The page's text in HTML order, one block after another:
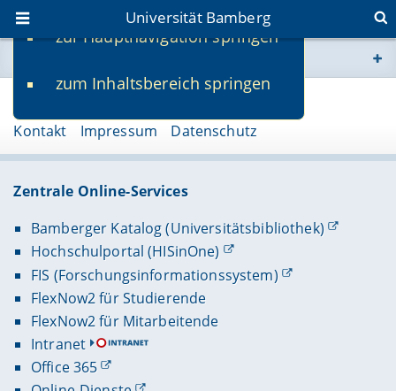
zur Hauptnavigation springen
zum Inhaltsbereich springen
Universität Bamberg
www.uni-bamberg.de
univis.uni-bamberg.de
fis.uni-bamberg.de
Kontakt Impressum Datenschutz
Zentrale Online-Services
Bamberger Katalog (Universitätsbibliothek)
Hochschulportal (HISinOne)
FIS (Forschungsinformationssystem)
FlexNow2 für Studierende
FlexNow2 für Mitarbeitende
Intranet
Office 365